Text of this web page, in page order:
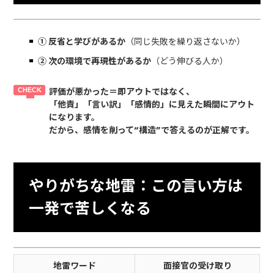
① 反省と学びがあるか （同じ失敗を繰り返さないか）
② 次の環境で再現性があるか （どう伸びる人か）
評価が悪かった＝即アウトではなく、
「他責」「言い訳」「感情的」 に見えた瞬間にアウト
になります。
だから、感情を削って“構造”で答えるのが正解です。
やりがちな地雷：この言い方は
一発で苦しくなる
地雷ワード
面接官の受け取り